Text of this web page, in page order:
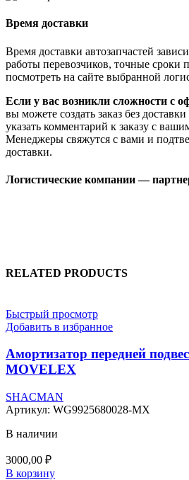
Время доставки
Время доставки автозапчастей
работы перевозчиков, точные сроки
посмотреть на сайте выбранной
Если у вас возникли сложности с
вы можете создать заказ без
указать комментарий к заказу с
Менеджеры свяжутся с вами и
доставки.
Логистические компании —
RELATED PRODUCTS
Быстрый просмотр
Добавить в избранное
Амортизатор передней
MOVELEX
SHACMAN
Артикул: WG9925680028-MX
В наличии
3000,00 ₽
В корзину